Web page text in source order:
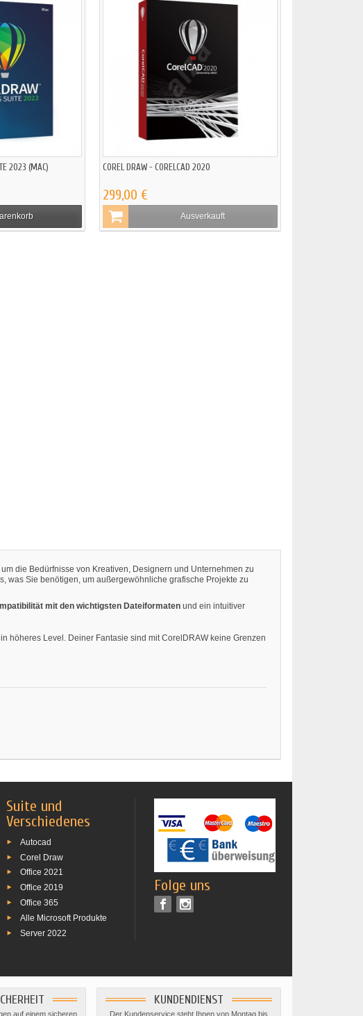
2023 (MAC) COREL DRAW - CORELCAD 2020
299,00 €
Ausverkauft
die Bedürfnisse von Kreativen, Designern und Unternehmen zu
was Sie benötigen, um außergewöhnliche grafische Projekte zu
mit den wichtigsten Dateiformaten und ein intuitiver
höheres Level. Deiner Fantasie sind mit CorelDRAW keine Grenzen
Suite und
Verschiedenes
Autocad
Corel Draw
Office 2021
Office 2019
Office 365
Alle Microsoft Produkte
Server 2022
Folge uns
auf einem sicheren
KUNDENDIENST
Der Kundenservice steht Ihnen von Montag bis